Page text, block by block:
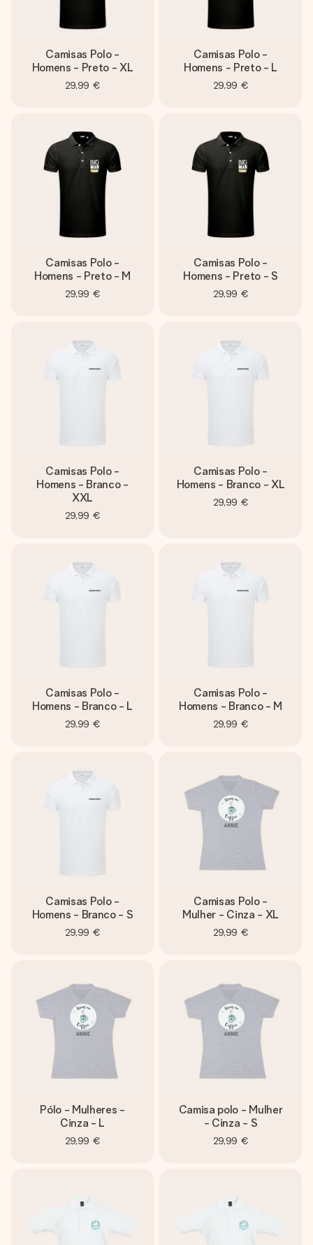
Camisas Polo -
Homens - Preto - XL
29,99 €
Camisas Polo -
Homens - Preto - L
29,99 €
Camisas Polo -
Homens - Preto - M
29,99 €
Camisas Polo -
Homens - Preto - S
29,99 €
Camisas Polo -
Homens - Branco -
XXL
29,99 €
Camisas Polo -
Homens - Branco - XL
29,99 €
Camisas Polo -
Homens - Branco - L
29,99 €
Camisas Polo -
Homens - Branco - M
29,99 €
Camisas Polo -
Homens - Branco - S
29,99 €
Camisas Polo -
Mulher - Cinza - XL
29,99 €
Pólo - Mulheres -
Cinza - L
29,99 €
Camisa polo - Mulher
- Cinza - S
29,99 €